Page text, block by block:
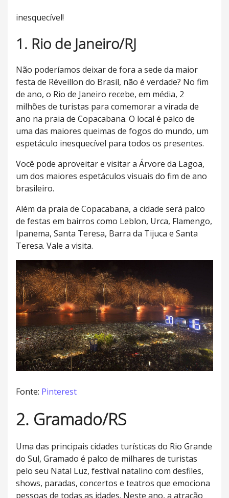
inesquecível!
1. Rio de Janeiro/RJ
Não poderíamos deixar de fora a sede da maior
festa de Réveillon do Brasil, não é verdade? No fim
de ano, o Rio de Janeiro recebe, em média, 2
milhões de turistas para comemorar a virada de
ano na praia de Copacabana. O local é palco de
uma das maiores queimas de fogos do mundo, um
espetáculo inesquecível para todos os presentes.
Você pode aproveitar e visitar a Árvore da Lagoa,
um dos maiores espetáculos visuais do fim de ano
brasileiro.
Além da praia de Copacabana, a cidade será palco
de festas em bairros como Leblon, Urca, Flamengo,
Ipanema, Santa Teresa, Barra da Tijuca e Santa
Teresa. Vale a visita.
Fonte: Pinterest
2. Gramado/RS
Uma das principais cidades turísticas do Rio Grande
do Sul, Gramado é palco de milhares de turistas
pelo seu Natal Luz, festival natalino com desfiles,
shows, paradas, concertos e teatros que emociona
pessoas de todas as idades. Neste ano, a atração